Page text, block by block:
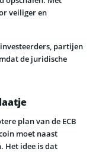
veiliger en
partijen
de juridische
plan van de ECB
moet naast
Het idee is dat